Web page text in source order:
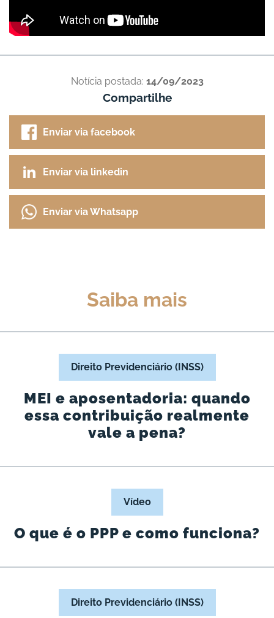
Notícia postada: 14/09/2023
Compartilhe
Enviar via facebook
Enviar via linkedin
Enviar via Whatsapp
Saiba mais
Direito Previdenciário (INSS)
MEI e aposentadoria: quando
essa contribuição realmente
vale a pena?
Vídeo
O que é o PPP e como funciona?
Direito Previdenciário (INSS)